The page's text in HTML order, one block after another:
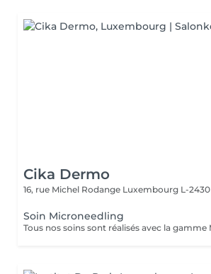
Cika Dermo
16, rue Michel Rodange Luxembourg L-2430
Soin Microneedling